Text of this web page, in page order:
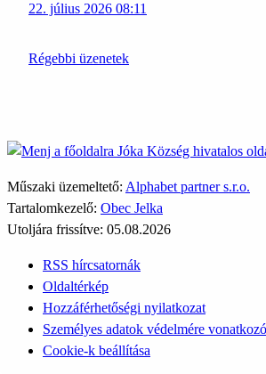
22. július 2026 08:11
Régebbi üzenetek
Jóka Község hivatalos
Műszaki üzemeltető: Alphabet partner s.r.o.
Tartalomkezelő: Obec Jelka
Utoljára frissítve: 05.08.2026
RSS hírcsatornák
Oldaltérkép
Hozzáférhetőségi nyilatkozat
Személyes adatok védelmére
Cookie-k beállítása